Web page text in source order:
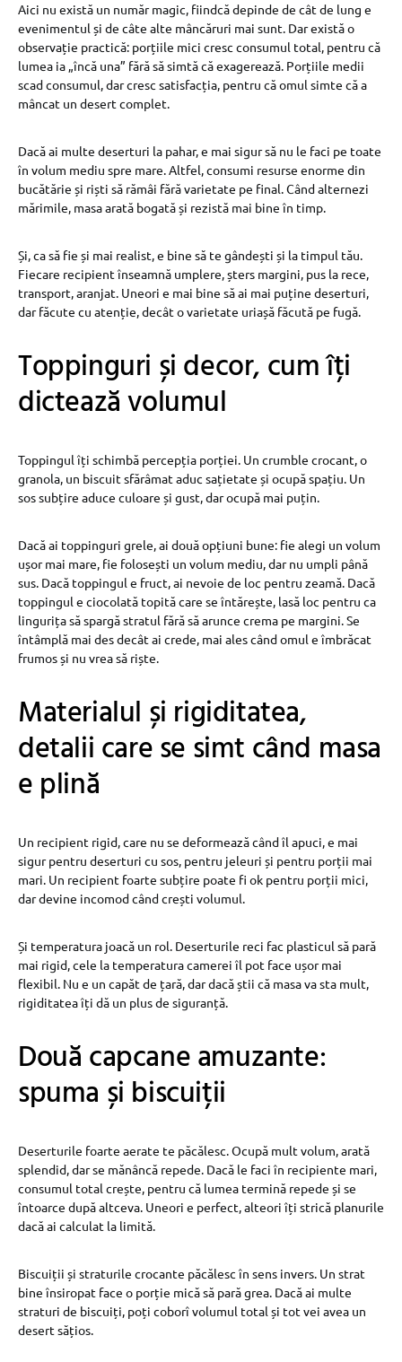
Aici nu există un număr magic, fiindcă depinde de cât de lung e
evenimentul și de câte alte mâncăruri mai sunt. Dar există o
observație practică: porțiile mici cresc consumul total, pentru că
lumea ia „încă una” fără să simtă că exagerează. Porțiile medii
scad consumul, dar cresc satisfacția, pentru că omul simte că a
mâncat un desert complet.
Dacă ai multe deserturi la pahar, e mai sigur să nu le faci pe toate
în volum mediu spre mare. Altfel, consumi resurse enorme din
bucătărie și riști să rămâi fără varietate pe final. Când alternezi
mărimile, masa arată bogată și rezistă mai bine în timp.
Și, ca să fie și mai realist, e bine să te gândești și la timpul tău.
Fiecare recipient înseamnă umplere, șters margini, pus la rece,
transport, aranjat. Uneori e mai bine să ai mai puține deserturi,
dar făcute cu atenție, decât o varietate uriașă făcută pe fugă.
Toppinguri și decor, cum îți
dictează volumul
Toppingul îți schimbă percepția porției. Un crumble crocant, o
granola, un biscuit sfărâmat aduc sațietate și ocupă spațiu. Un
sos subțire aduce culoare și gust, dar ocupă mai puțin.
Dacă ai toppinguri grele, ai două opțiuni bune: fie alegi un volum
ușor mai mare, fie folosești un volum mediu, dar nu umpli până
sus. Dacă toppingul e fruct, ai nevoie de loc pentru zeamă. Dacă
toppingul e ciocolată topită care se întărește, lasă loc pentru ca
lingurița să spargă stratul fără să arunce crema pe margini. Se
întâmplă mai des decât ai crede, mai ales când omul e îmbrăcat
frumos și nu vrea să riște.
Materialul și rigiditatea,
detalii care se simt când masa
e plină
Un recipient rigid, care nu se deformează când îl apuci, e mai
sigur pentru deserturi cu sos, pentru jeleuri și pentru porții mai
mari. Un recipient foarte subțire poate fi ok pentru porții mici,
dar devine incomod când crești volumul.
Și temperatura joacă un rol. Deserturile reci fac plasticul să pară
mai rigid, cele la temperatura camerei îl pot face ușor mai
flexibil. Nu e un capăt de țară, dar dacă știi că masa va sta mult,
rigiditatea îți dă un plus de siguranță.
Două capcane amuzante:
spuma și biscuiții
Deserturile foarte aerate te păcălesc. Ocupă mult volum, arată
splendid, dar se mănâncă repede. Dacă le faci în recipiente mari,
consumul total crește, pentru că lumea termină repede și se
întoarce după altceva. Uneori e perfect, alteori îți strică planurile
dacă ai calculat la limită.
Biscuiții și straturile crocante păcălesc în sens invers. Un strat
bine însiropat face o porție mică să pară grea. Dacă ai multe
straturi de biscuiți, poți coborî volumul total și tot vei avea un
desert sățios.